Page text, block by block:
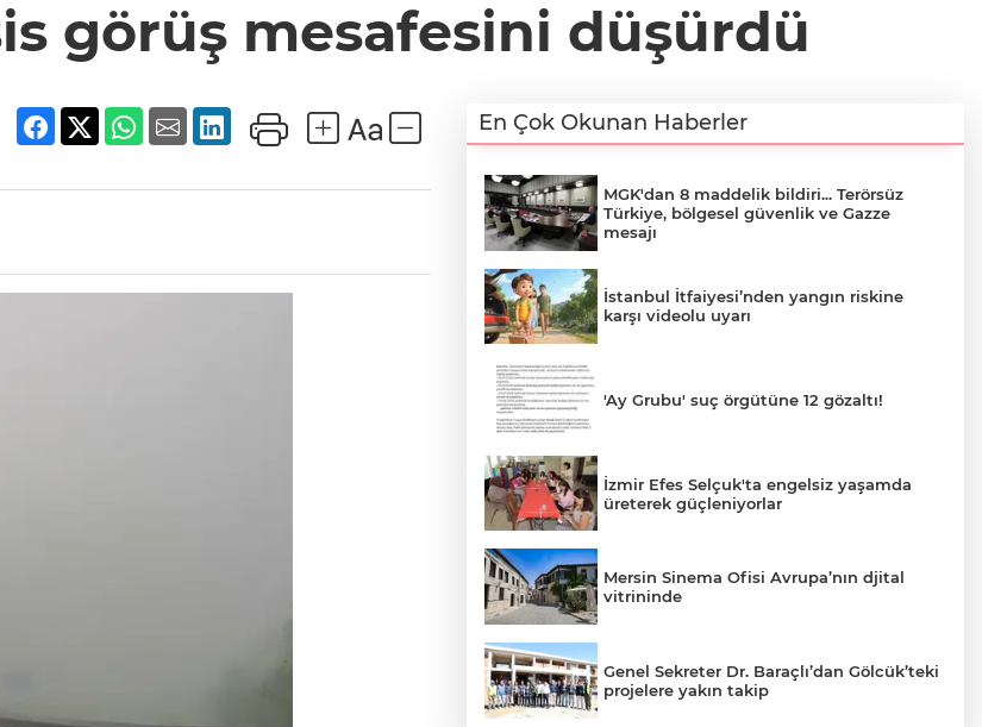
görüş mesafesini düşürdü
En Çok Okunan Haberler
MGK'dan 8 maddelik bildiri... Terörsüz
Türkiye, bölgesel güvenlik ve Gazze
mesajı
İstanbul İtfaiyesi’nden yangın riskine
karşı videolu uyarı
'Ay Grubu' suç örgütüne 12 gözaltı!
İzmir Efes Selçuk'ta engelsiz yaşamda
üreterek güçleniyorlar
Mersin Sinema Ofisi Avrupa’nın djital
vitrininde
Genel Sekreter Dr. Baraçlı’dan Gölcük’teki
projelere yakın takip